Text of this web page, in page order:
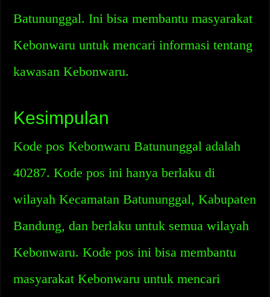
Batununggal. Ini bisa membantu masyarakat
Kebonwaru untuk mencari informasi tentang
kawasan Kebonwaru.
Kesimpulan
Kode pos Kebonwaru Batununggal adalah
40287. Kode pos ini hanya berlaku di
wilayah Kecamatan Batununggal, Kabupaten
Bandung, dan berlaku untuk semua wilayah
Kebonwaru. Kode pos ini bisa membantu
masyarakat Kebonwaru untuk mencari